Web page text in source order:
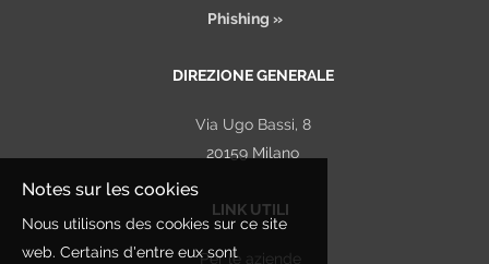
Phishing »
DIREZIONE GENERALE
Via Ugo Bassi, 8
20159 Milano
LINK UTILI
Per le aziende
Notes sur les cookies
Nous utilisons des cookies sur ce site
web. Certains d'entre eux sont